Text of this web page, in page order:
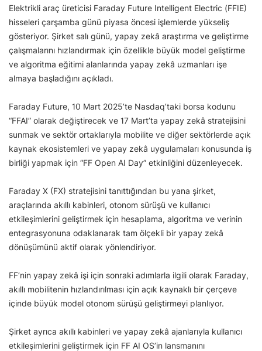
Elektrikli araç üreticisi Faraday Future Intelligent Electric (FFIE)
hisseleri çarşamba günü piyasa öncesi işlemlerde yükseliş
gösteriyor. Şirket salı günü, yapay zekâ araştırma ve geliştirme
çalışmalarını hızlandırmak için özellikle büyük model geliştirme
ve algoritma eğitimi alanlarında yapay zekâ uzmanları işe
almaya başladığını açıkladı.
Faraday Future, 10 Mart 2025’te Nasdaq’taki borsa kodunu
“FFAI” olarak değiştirecek ve 17 Mart’ta yapay zekâ stratejisini
sunmak ve sektör ortaklarıyla mobilite ve diğer sektörlerde açık
kaynak ekosistemleri ve yapay zekâ uygulamaları konusunda iş
birliği yapmak için “FF Open AI Day” etkinliğini düzenleyecek.
Faraday X (FX) stratejisini tanıttığından bu yana şirket,
araçlarında akıllı kabinleri, otonom sürüşü ve kullanıcı
etkileşimlerini geliştirmek için hesaplama, algoritma ve verinin
entegrasyonuna odaklanarak tam ölçekli bir yapay zekâ
dönüşümünü aktif olarak yönlendiriyor.
FF’nin yapay zekâ işi için sonraki adımlarla ilgili olarak Faraday,
akıllı mobilitenin hızlandırılması için açık kaynaklı bir çerçeve
içinde büyük model otonom sürüşü geliştirmeyi planlıyor.
Şirket ayrıca akıllı kabinleri ve yapay zekâ ajanlarıyla kullanıcı
etkileşimlerini geliştirmek için FF AI OS’in lansmanını